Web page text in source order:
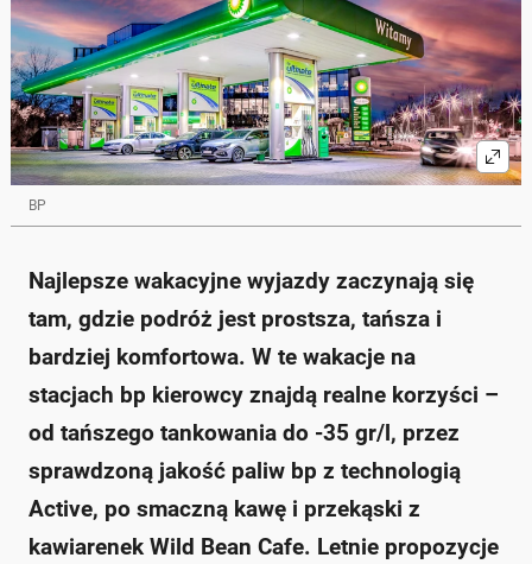
BP
Najlepsze wakacyjne wyjazdy zaczynają się
tam, gdzie podróż jest prostsza, tańsza i
bardziej komfortowa. W te wakacje na
stacjach bp kierowcy znajdą realne korzyści –
od tańszego tankowania do -35 gr/l, przez
sprawdzoną jakość paliw bp z technologią
Active, po smaczną kawę i przekąski z
kawiarenek Wild Bean Cafe. Letnie propozycje